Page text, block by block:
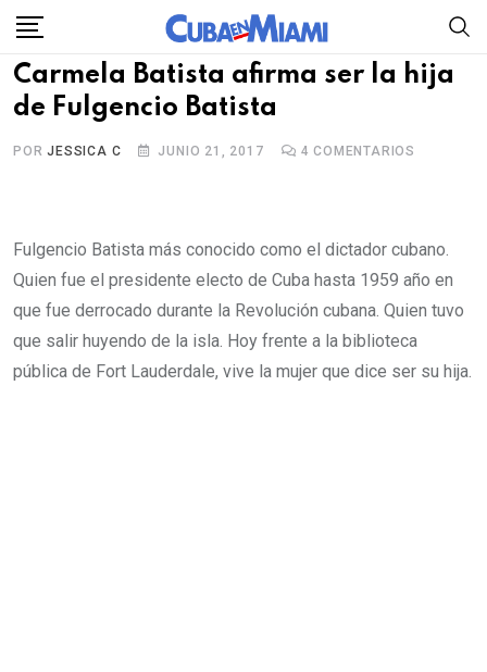
Skip
content
Carmela Batista afirma ser la hija
de Fulgencio Batista
PORJESSICA C JUNIO 21, 2017 4 COMENTARIOS
Fulgencio Batista más conocido como el dictador cubano.
Quien fue el presidente electo de Cuba hasta 1959 año en
que fue derrocado durante la Revolución cubana. Quien tuvo
que salir huyendo de la isla. Hoy frente a la biblioteca
pública de Fort Lauderdale, vive la mujer que dice ser su hija.